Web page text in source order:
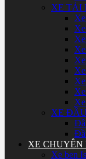
XE TẢI
XE
XE CHUYÊN
Xe ben